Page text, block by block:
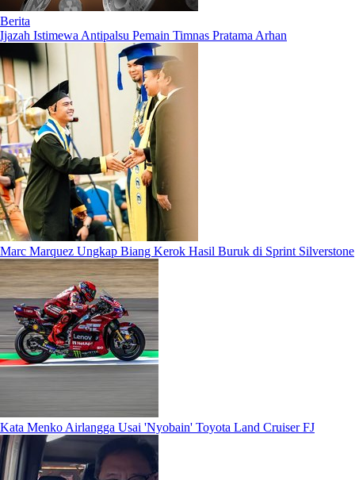
Berita
Ijazah Istimewa Antipalsu Pemain Timnas Pratama Arhan
Marc Marquez Ungkap Biang Kerok Hasil Buruk di Sprint Silverstone
Kata Menko Airlangga Usai 'Nyobain' Toyota Land Cruiser FJ